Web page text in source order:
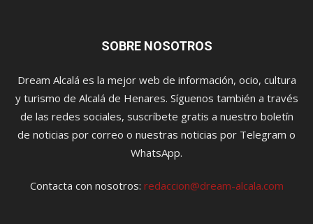
SOBRE NOSOTROS
Dream Alcalá es la mejor web de información, ocio, cultura
y turismo de Alcalá de Henares. Síguenos también a través
de las redes sociales, suscríbete gratis a nuestro boletín
de noticias por correo o nuestras noticias por Telegram o
WhatsApp.
Contacta con nosotros: redaccion@dream-alcala.com